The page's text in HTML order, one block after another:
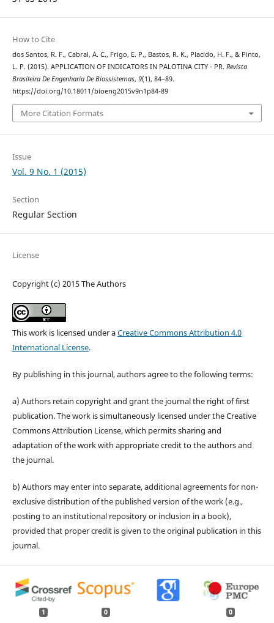
How to Cite
dos Santos, R. F., Cabral, A. C., Frigo, E. P., Bastos, R. K., Placido, H. F., & Pinto,
L. P. (2015). APPLICATION OF INDICATORS IN PALOTINA CITY - PR. Revista
Brasileira De Engenharia De Biossistemas, 9(1), 84–89.
https://doi.org/10.18011/bioeng2015v9n1p84-89
More Citation Formats
Issue
Vol. 9 No. 1 (2015)
Section
Regular Section
License
Copyright (c) 2015 The Authors
This work is licensed under aCreative Commons Attribution 4.0
International License.
By publishing in this journal, authors agree to the following terms:
a) Authors retain copyright and grant the journal the right of first
publication. The work is simultaneously licensed under the Creative
Commons Attribution License, which permits sharing and
adaptation of the work with appropriate credit to the authors and
the journal.
b) Authors may enter into separate, additional agreements for non-
exclusive distribution of the published version of the work (e.g.,
posting to an institutional repository or inclusion in a book),
provided that proper credit is given to the original publication in this
journal.
1 0 0